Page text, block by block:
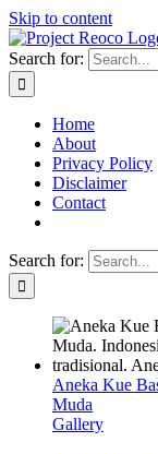
Skip to content
Search for:
Home
About
Privacy Policy
Disclaimer
Contact
Search for:
Aneka Kue
Muda
Gallery